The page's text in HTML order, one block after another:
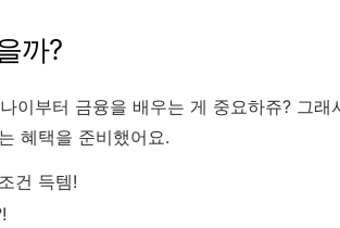
까?
이부터 금융을 배우는 게 중요하쥬? 그래
혜택을 준비했어요.
건 득템!